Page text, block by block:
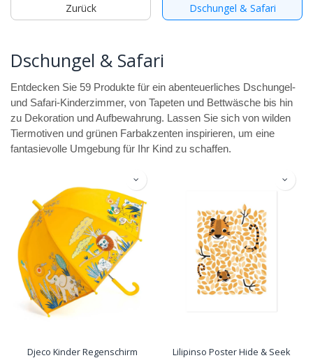
Zurück Dschungel & Safari
Dschungel & Safari
Entdecken Sie 59 Produkte für ein abenteuerliches Dschungel-
und Safari-Kinderzimmer, von Tapeten und Bettwäsche bis hin
zu Dekoration und Aufbewahrung. Lassen Sie sich von wilden
Tiermotiven und grünen Farbakzenten inspirieren, um eine
fantasievolle Umgebung für Ihr Kind zu schaffen.
Djeco Kinder Regenschirm
Lilipinso Poster Hide & Seek